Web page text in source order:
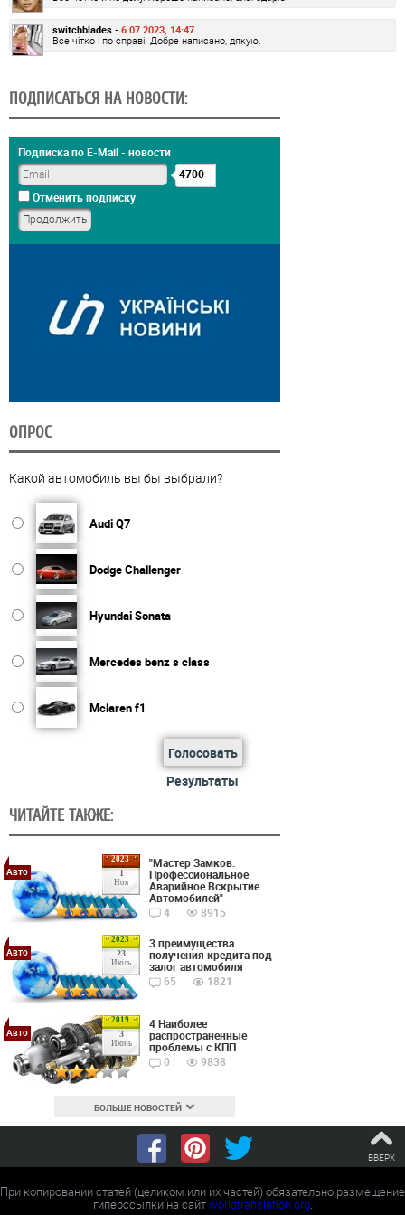
switchblades - 6.07.2023, 14:47
Все чітко і по справі. Добре написано, дякую.
ПОДПИСАТЬСЯ НА НОВОСТИ:
Подписка по E-Mail - новости
4700
Отменить подписку
ОПРОС
Какой автомобиль вы бы выбрали?
Audi Q7
Dodge Challenger
Hyundai Sonata
Mercedes benz s class
Mclaren f1
Голосовать
Результаты
ЧИТАЙТЕ ТАКЖЕ:
2023
1
Ноя
Авто
"Мастер Замков:
Профессиональное
Аварийное Вскрытие
Автомобилей"
4
8915
2023
23
Июль
Авто
3 преимущества
получения кредита под
залог автомобиля
65
1821
2019
3
Июнь
Авто
4 Наиболее
распространенные
проблемы с КПП
0
9838
БОЛЬШЕ НОВОСТЕЙ
ВВЕРХ
При копировании статей (целиком или их частей) обязательно размещение
гиперссылки на сайтworldtranslation.org.